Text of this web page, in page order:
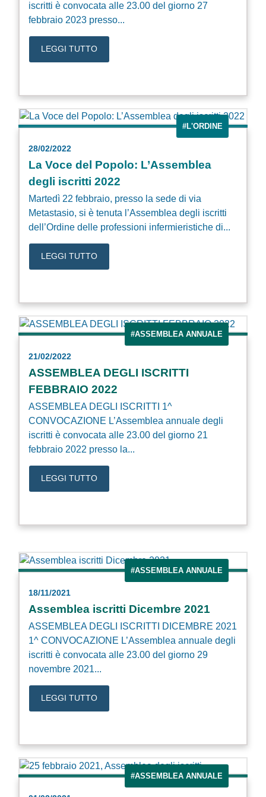
iscritti è convocata alle 23.00 del giorno 27
febbraio 2023 presso...
LEGGI TUTTO
#L'ORDINE
28/02/2022
La Voce del Popolo: L’Assemblea
degli iscritti 2022
Martedì 22 febbraio, presso la sede di via
Metastasio, si è tenuta l’Assemblea degli iscritti
dell’Ordine delle professioni infermieristiche di...
LEGGI TUTTO
#ASSEMBLEA ANNUALE
21/02/2022
ASSEMBLEA DEGLI ISCRITTI
FEBBRAIO 2022
ASSEMBLEA DEGLI ISCRITTI 1^
CONVOCAZIONE L’Assemblea annuale degli
iscritti è convocata alle 23.00 del giorno 21
febbraio 2022 presso la...
LEGGI TUTTO
#ASSEMBLEA ANNUALE
18/11/2021
Assemblea iscritti Dicembre 2021
ASSEMBLEA DEGLI ISCRITTI DICEMBRE 2021
1^ CONVOCAZIONE L’Assemblea annuale degli
iscritti è convocata alle 23.00 del giorno 29
novembre 2021...
LEGGI TUTTO
#ASSEMBLEA ANNUALE